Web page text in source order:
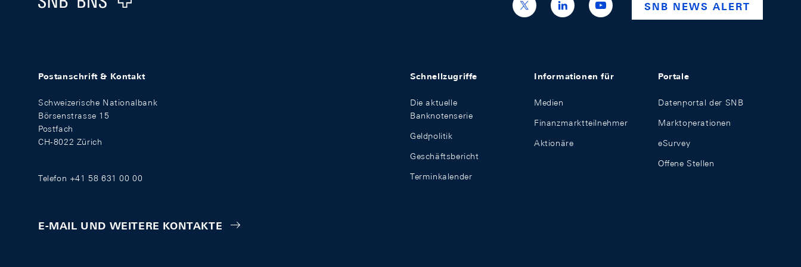
https://x.com/snb_bns
https://ch.linkedin.com/company/swiss-
national-
https://www.youtube.com/
SNB NEWS ALERT
Postanschrift & Kontakt
Schweizerische Nationalbank
Börsenstrasse 15
Postfach
CH-8022 Zürich
Telefon +41 58 631 00 00
E-MAIL UND WEITERE KONTAKTE
Schnellzugriffe
Die aktuelle
Banknotenserie
Geldpolitik
Geschäftsbericht
Terminkalender
Informationen für
Medien
Finanzmarktteilnehmer
Aktionäre
Portale
Datenportal der SNB
Marktoperationen
eSurvey
Offene Stellen